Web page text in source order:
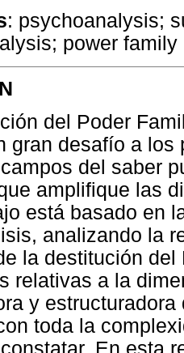
: psychoanalysis;
power family
del Poder
gran desafío a
del saber
amplifique las
está basado en
analizando la
la destitución
relativas a la
y
toda la
En esta